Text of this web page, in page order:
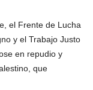
el Frente de Lucha
y el Trabajo Justo
en repudio y
que